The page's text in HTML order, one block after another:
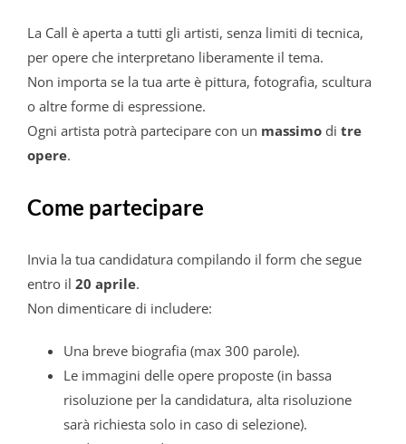
La Call è aperta a tutti gli artisti, senza limiti di tecnica,
per opere che interpretano liberamente il tema.
Non importa se la tua arte è pittura, fotografia, scultura
o altre forme di espressione.
Ogni artista potrà partecipare con un massimodi tre
opere.
Come partecipare
Invia la tua candidatura compilando il form che segue
entro il 20 aprile.
Non dimenticare di includere:
Una breve biografia (max 300 parole).
Le immagini delle opere proposte (in bassa
risoluzione per la candidatura, alta risoluzione
sarà richiesta solo in caso di selezione).